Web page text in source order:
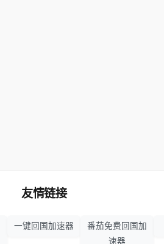
友情链接
一键回国加速器
番茄免费回国加
速器